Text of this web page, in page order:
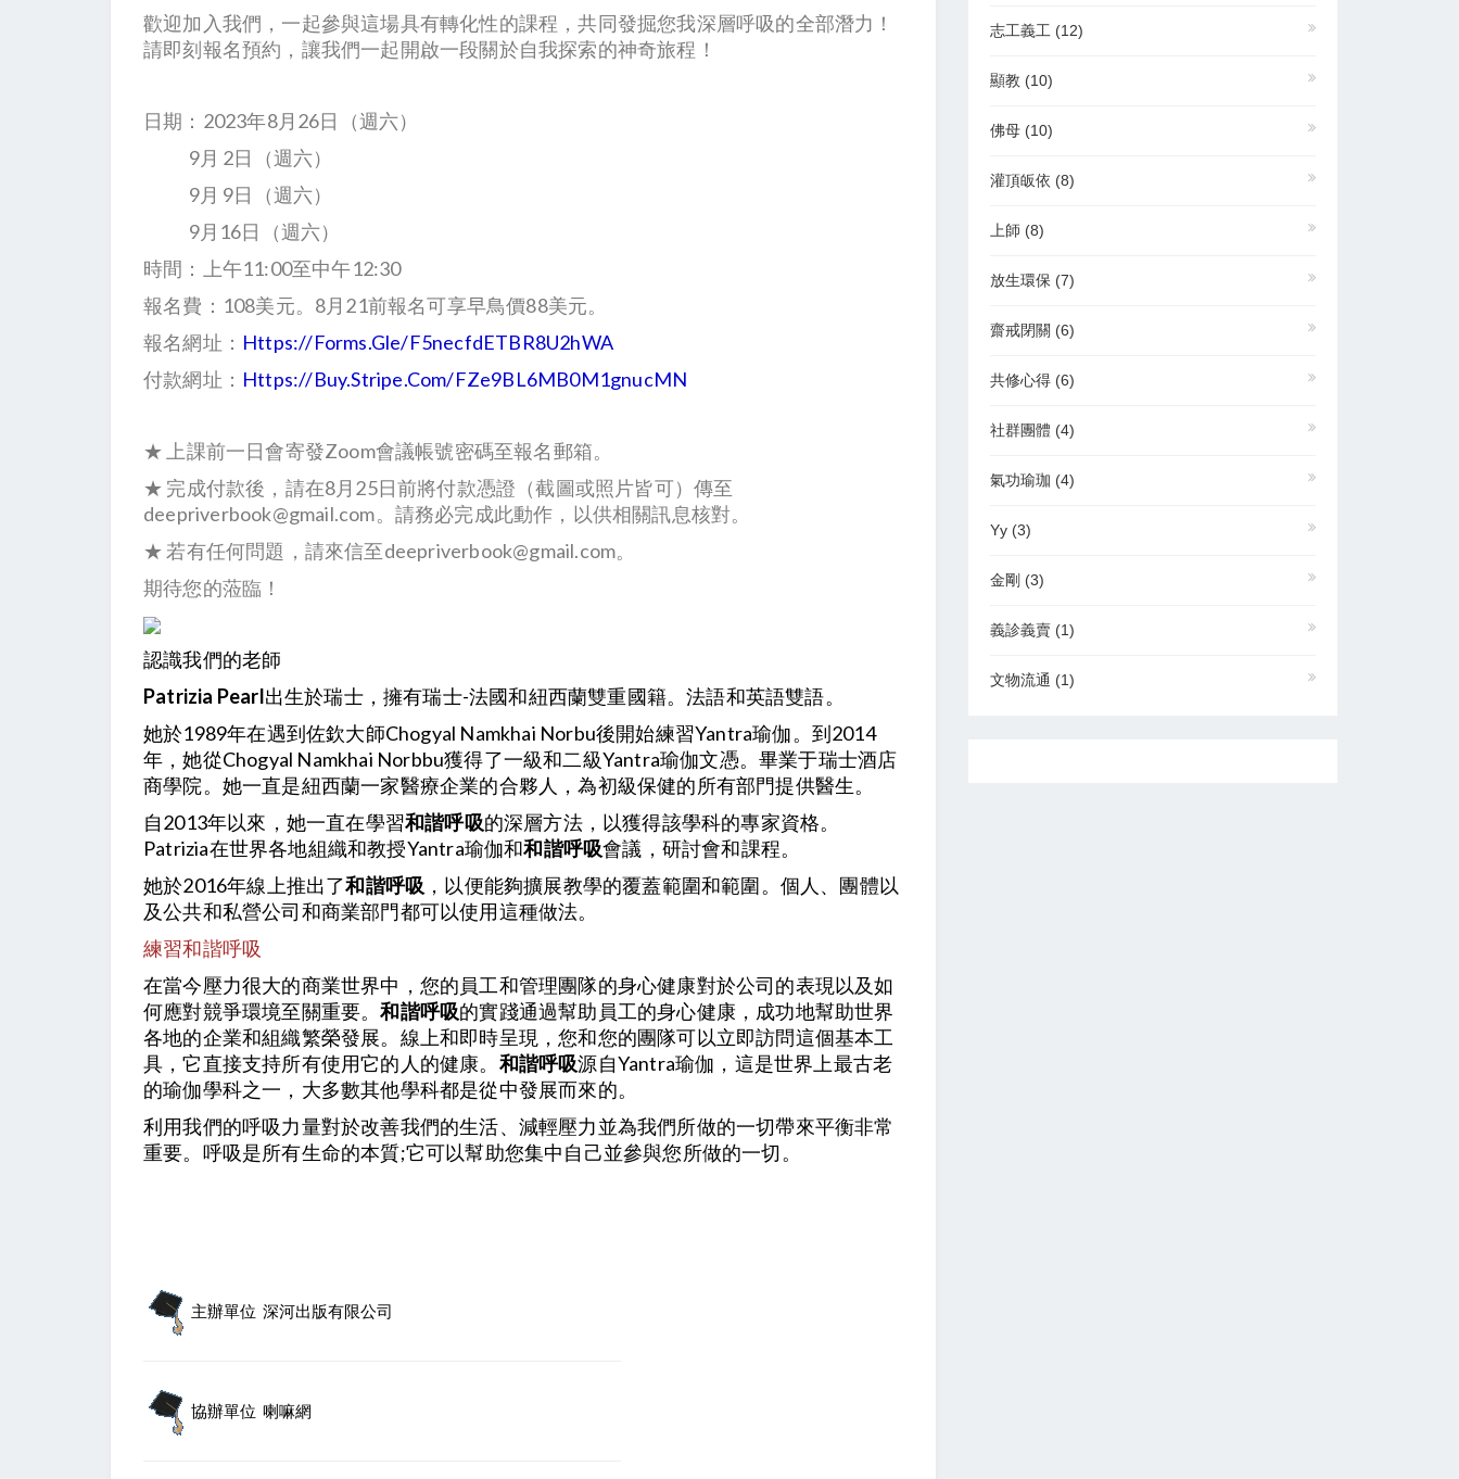
歡迎加入我們，一起參與這場具有轉化性的課程，共同發掘您我深層呼吸的全部潛力！
請即刻報名預約，讓我們一起開啟一段關於自我探索的神奇旅程！
日期：2023年8月26日（週六）
9月 2日（週六）
9月 9日（週六）
9月16日（週六）
時間：上午11:00至中午12:30
報名費：108美元。8月21前報名可享早鳥價88美元。
報名網址： Https://forms.gle/f5necfdETBR8U2hWA
付款網址： Https://buy.stripe.com/fZe9BL6MB0M1gnucMN
★ 上課前一日會寄發Zoom會議帳號密碼至報名郵箱。
★ 完成付款後，請在8月25日前將付款憑證（截圖或照片皆可）傳至
deepriverbook@gmail.com。請務必完成此動作，以供相關訊息核對。
★ 若有任何問題，請來信至deepriverbook@gmail.com。
期待您的蒞臨！
認識我們的老師
Patrizia Pearl出生於瑞士，擁有瑞士-法國和紐西蘭雙重國籍。法語和英語雙語。
她於1989年在遇到佐欽大師Chogyal Namkhai Norbu後開始練習Yantra瑜伽。到2014
年，她從Chogyal Namkhai Norbbu獲得了一級和二級Yantra瑜伽文憑。畢業于瑞士酒店
商學院。她一直是紐西蘭一家醫療企業的合夥人，為初級保健的所有部門提供醫生。
自2013年以來，她一直在學習和諧呼吸的深層方法，以獲得該學科的專家資格。
Patrizia在世界各地組織和教授Yantra瑜伽和和諧呼吸會議，研討會和課程。
她於2016年線上推出了和諧呼吸 ，以便能夠擴展教學的覆蓋範圍和範圍。個人、團體以
及公共和私營公司和商業部門都可以使用這種做法。
練習和諧呼吸
在當今壓力很大的商業世界中，您的員工和管理團隊的身心健康對於公司的表現以及如
何應對競爭環境至關重要。和諧呼吸的實踐通過幫助員工的身心健康，成功地幫助世界
各地的企業和組織繁榮發展。線上和即時呈現，您和您的團隊可以立即訪問這個基本工
具，它直接支持所有使用它的人的健康。 和諧呼吸源自Yantra瑜伽，這是世界上最古老
的瑜伽學科之一，大多數其他學科都是從中發展而來的。
利用我們的呼吸力量對於改善我們的生活、減輕壓力並為我們所做的一切帶來平衡非常
重要。呼吸是所有生命的本質;它可以幫助您集中自己並參與您所做的一切。
主辦單位 深河出版有限公司
協辦單位 喇嘛網
志工義工 (12)
顯教 (10)
佛母 (10)
灌頂皈依 (8)
上師 (8)
放生環保 (7)
齋戒閉關 (6)
共修心得 (6)
社群團體 (4)
氣功瑜珈 (4)
Yy (3)
金剛 (3)
義診義賣 (1)
文物流通 (1)